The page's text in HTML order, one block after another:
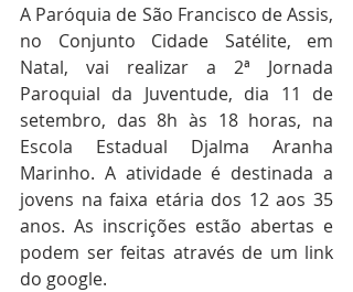
A Paróquia de São Francisco de Assis,
no Conjunto Cidade Satélite, em
Natal, vai realizar a 2ª Jornada
Paroquial da Juventude, dia 11 de
setembro, das 8h às 18 horas, na
Escola Estadual Djalma Aranha
Marinho. A atividade é destinada a
jovens na faixa etária dos 12 aos 35
anos. As inscrições estão abertas e
podem ser feitas através de um link
do google.